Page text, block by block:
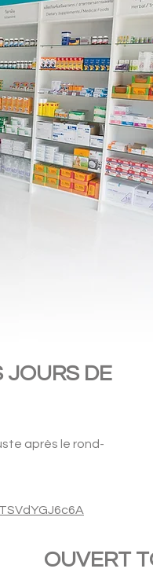
JOURS DE
après le rond-
OUVERT